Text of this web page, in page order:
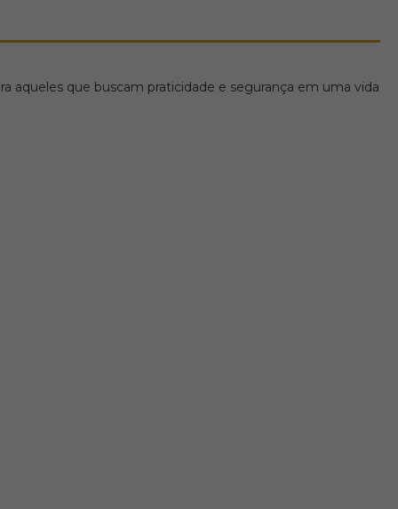
aqueles que buscam praticidade e segurança em uma vida